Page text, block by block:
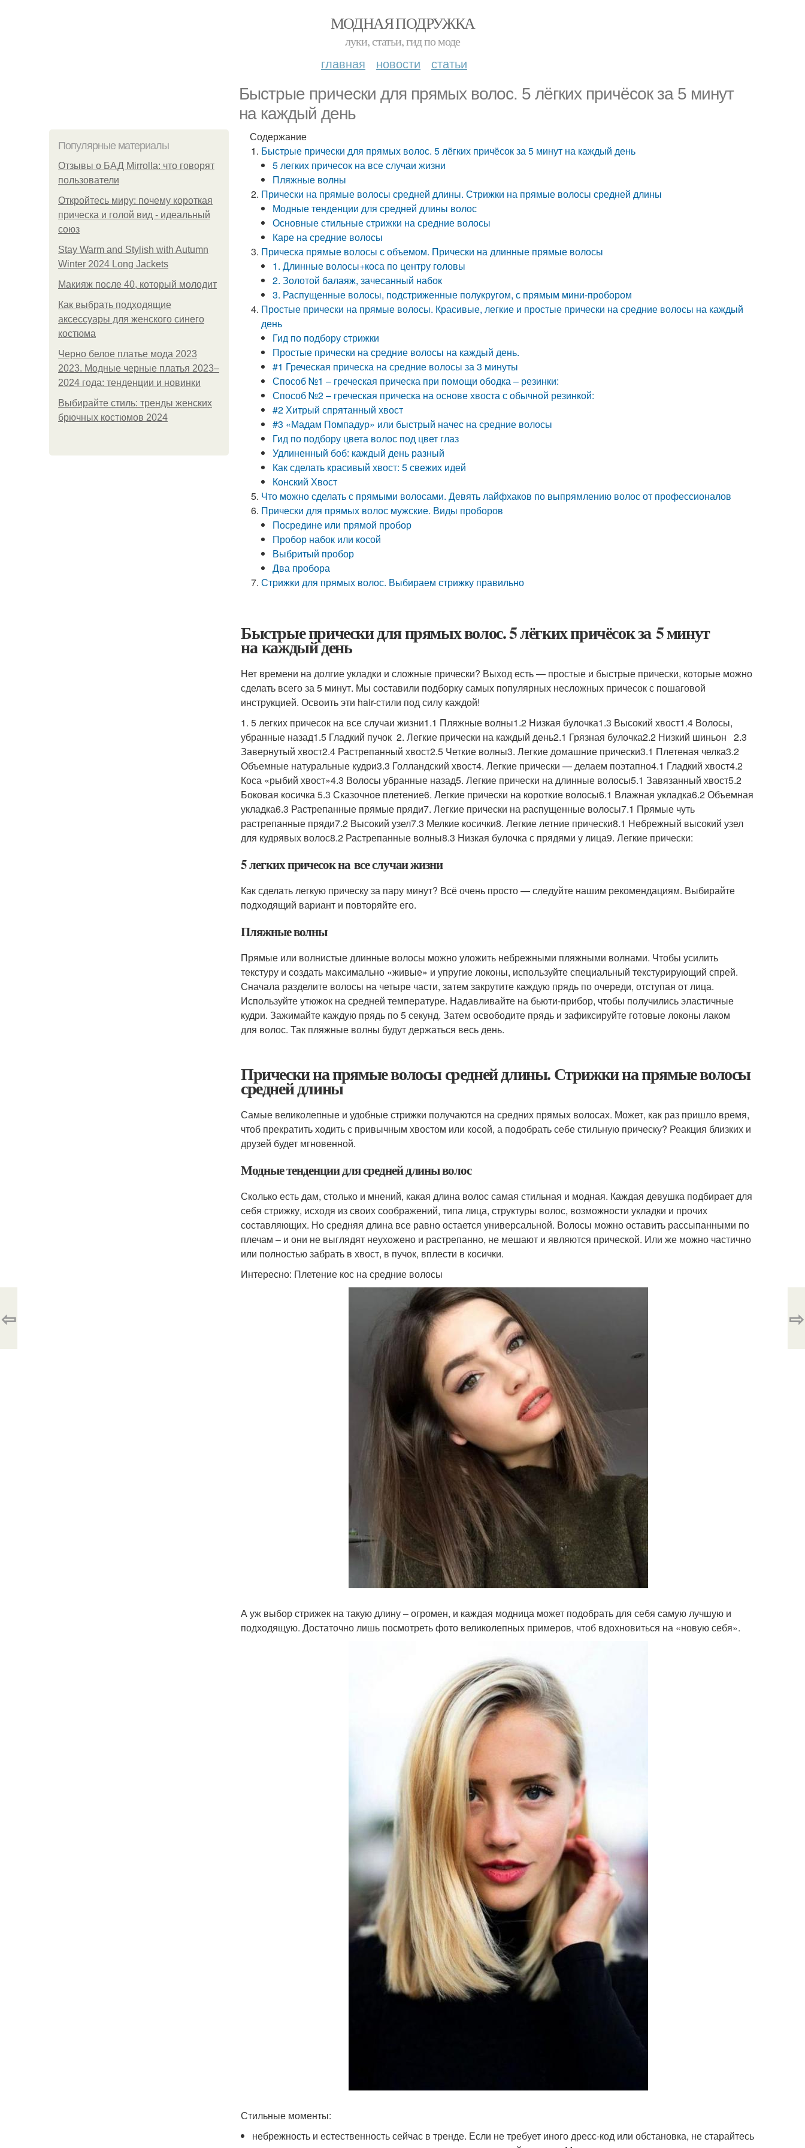
МОДНАЯ ПОДРУЖКА
луки, статьи, гид по моде
главная новости статьи
Быстрые прически для прямых волос. 5 лёгких причёсок за 5 минут
на каждый день
Популярные материалы
Отзывы о БАД Mirrolla: что говорят
пользователи
Откройтесь миру: почему короткая
прическа и голой вид - идеальный
союз
Stay Warm and Stylish with Autumn
Winter 2024 Long Jackets
Макияж после 40, который молодит
Как выбрать подходящие
аксессуары для женского синего
костюма
Черно белое платье мода 2023
2023. Модные черные платья 2023–
2024 года: тенденции и новинки
Выбирайте стиль: тренды женских
брючных костюмов 2024
Содержание
Быстрые прически для прямых волос. 5 лёгких причёсок за 5 минут на каждый день
5 легких причесок на все случаи жизни
Пляжные волны
Прически на прямые волосы средней длины. Стрижки на прямые волосы средней длины
Модные тенденции для средней длины волос
Основные стильные стрижки на средние волосы
Каре на средние волосы
Прическа прямые волосы с объемом. Прически на длинные прямые волосы
1. Длинные волосы+коса по центру головы
2. Золотой балаяж, зачесанный набок
3. Распущенные волосы, подстриженные полукругом, с прямым мини-пробором
Простые прически на прямые волосы. Красивые, легкие и простые прически на средние волосы на каждый
день
Гид по подбору стрижки
Простые прически на средние волосы на каждый день.
#1 Греческая прическа на средние волосы за 3 минуты
Способ №1 – греческая прическа при помощи ободка – резинки:
Способ №2 – греческая прическа на основе хвоста с обычной резинкой:
#2 Хитрый спрятанный хвост
#3 «Мадам Помпадур» или быстрый начес на средние волосы
Гид по подбору цвета волос под цвет глаз
Удлиненный боб: каждый день разный
Как сделать красивый хвост: 5 свежих идей
Конский Хвост
Что можно сделать с прямыми волосами. Девять лайфхаков по выпрямлению волос от профессионалов
Прически для прямых волос мужские. Виды проборов
Посредине или прямой пробор
Пробор набок или косой
Выбритый пробор
Два пробора
Стрижки для прямых волос. Выбираем стрижку правильно
Быстрые прически для прямых волос. 5 лёгких причёсок за 5 минут
на каждый день
Нет времени на долгие укладки и сложные прически? Выход есть — простые и быстрые прически, которые можно
сделать всего за 5 минут. Мы составили подборку самых популярных несложных причесок с пошаговой
инструкцией. Освоить эти hair-стили под силу каждой!
1. 5 легких причесок на все случаи жизни1.1 Пляжные волны1.2 Низкая булочка1.3 Высокий хвост1.4 Волосы,
убранные назад1.5 Гладкий пучок 2. Легкие прически на каждый день2.1 Грязная булочка2.2 Низкий шиньон 2.3
Завернутый хвост2.4 Растрепанный хвост2.5 Четкие волны3. Легкие домашние прически3.1 Плетеная челка3.2
Объемные натуральные кудри3.3 Голландский хвост4. Легкие прически — делаем поэтапно4.1 Гладкий хвост4.2
Коса «рыбий хвост»4.3 Волосы убранные назад5. Легкие прически на длинные волосы5.1 Завязанный хвост5.2
Боковая косичка 5.3 Сказочное плетение6. Легкие прически на короткие волосы6.1 Влажная укладка6.2 Объемная
укладка6.3 Растрепанные прямые пряди7. Легкие прически на распущенные волосы7.1 Прямые чуть
растрепанные пряди7.2 Высокий узел7.3 Мелкие косички8. Легкие летние прически8.1 Небрежный высокий узел
для кудрявых волос8.2 Растрепанные волны8.3 Низкая булочка с прядями у лица9. Легкие прически:
5 легких причесок на все случаи жизни
Как сделать легкую прическу за пару минут? Всё очень просто — следуйте нашим рекомендациям. Выбирайте
подходящий вариант и повторяйте его.
Пляжные волны
Прямые или волнистые длинные волосы можно уложить небрежными пляжными волнами. Чтобы усилить
текстуру и создать максимально «живые» и упругие локоны, используйте специальный текстурирующий спрей.
Сначала разделите волосы на четыре части, затем закрутите каждую прядь по очереди, отступая от лица.
Используйте утюжок на средней температуре. Надавливайте на бьюти-прибор, чтобы получились эластичные
кудри. Зажимайте каждую прядь по 5 секунд. Затем освободите прядь и зафиксируйте готовые локоны лаком
для волос. Так пляжные волны будут держаться весь день.
Прически на прямые волосы средней длины. Стрижки на прямые волосы
средней длины
Самые великолепные и удобные стрижки получаются на средних прямых волосах. Может, как раз пришло время,
чтоб прекратить ходить с привычным хвостом или косой, а подобрать себе стильную прическу? Реакция близких и
друзей будет мгновенной.
Модные тенденции для средней длины волос
Сколько есть дам, столько и мнений, какая длина волос самая стильная и модная. Каждая девушка подбирает для
себя стрижку, исходя из своих соображений, типа лица, структуры волос, возможности укладки и прочих
составляющих. Но средняя длина все равно остается универсальной. Волосы можно оставить рассыпанными по
плечам – и они не выглядят неухожено и растрепанно, не мешают и являются прической. Или же можно частично
или полностью забрать в хвост, в пучок, вплести в косички.
Интересно: Плетение кос на средние волосы
А уж выбор стрижек на такую длину – огромен, и каждая модница может подобрать для себя самую лучшую и
подходящую. Достаточно лишь посмотреть фото великолепных примеров, чтоб вдохновиться на «новую себя».
Стильные моменты:
небрежность и естественность сейчас в тренде. Если не требует иного дресс-код или обстановка, не старайтесь
⇦ ⇨